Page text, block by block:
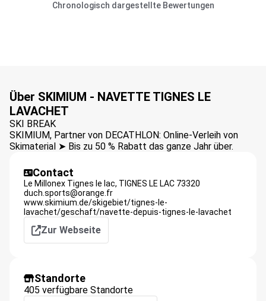
Chronologisch dargestellte Bewertungen
Über SKIMIUM - NAVETTE TIGNES LE
LAVACHET
SKI BREAK
SKIMIUM, Partner von DECATHLON: Online-Verleih von
Skimaterial ➤ Bis zu 50 % Rabatt das ganze Jahr über.
Contact
Le Millonex Tignes le lac, TIGNES LE LAC 73320
duch.sports@orange.fr
www.skimium.de/skigebiet/tignes-le-
lavachet/geschaft/navette-depuis-tignes-le-lavachet
Zur Webseite
Standorte
405 verfügbare Standorte